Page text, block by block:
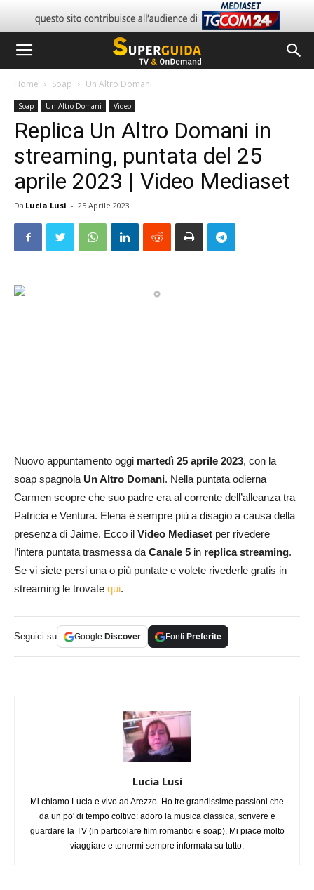
Home Soap Un Altro Domani
Soap Un Altro Domani Video
Replica Un Altro Domani in
streaming, puntata del 25
aprile 2023 | Video Mediaset
Da Lucia Lusi - 25 Aprile 2023
Nuovo appuntamento oggi martedì 25 aprile 2023, con la
soap spagnola Un Altro Domani. Nella puntata odierna
Carmen scopre che suo padre era al corrente dell’alleanza tra
Patricia e Ventura. Elena è sempre più a disagio a causa della
presenza di Jaime. Ecco il Video Mediaset per rivedere
l’intera puntata trasmessa daCanale 5 in replica streaming.
Se vi siete persi una o più puntate e volete rivederle gratis in
streaming le trovate qui.
Seguici su Google Discover Fonti Preferite
Lucia Lusi
Mi chiamo Lucia e vivo ad Arezzo. Ho tre grandissime passioni che
da un po' di tempo coltivo: adoro la musica classica, scrivere e
guardare la TV (in particolare film romantici e soap). Mi piace molto
viaggiare e tenermi sempre informata su tutto.